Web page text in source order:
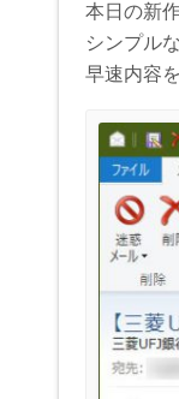
本日の新
シンプル
早速内容